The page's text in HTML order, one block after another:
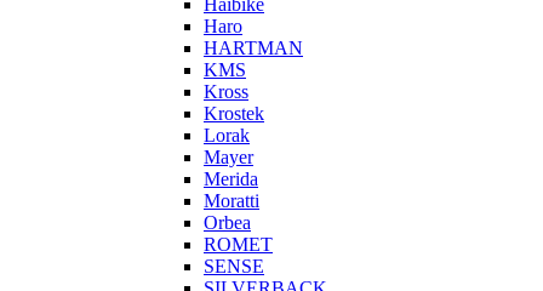
Haibike
Haro
HARTMAN
KMS
Kross
Krostek
Lorak
Mayer
Merida
Moratti
Orbea
ROMET
SENSE